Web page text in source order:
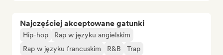
Najczęściej akceptowane gatunki
Hip-hop
Rap w języku angielskim
Rap w języku francuskim
R&B Trap